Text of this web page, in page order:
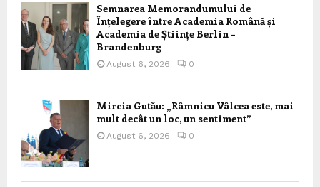
Semnarea Memorandumului de
Înțelegere între Academia Română și
Academia de Științe Berlin –
Brandenburg
August 6, 2026 0
Mircia Gutău: „Râmnicu Vâlcea este, mai
mult decât un loc, un sentiment”
August 6, 2026 0